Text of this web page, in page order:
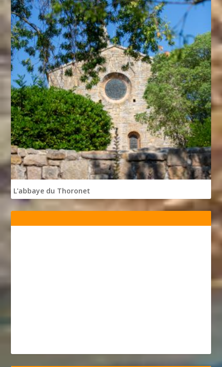
L'abbaye du Thoronet